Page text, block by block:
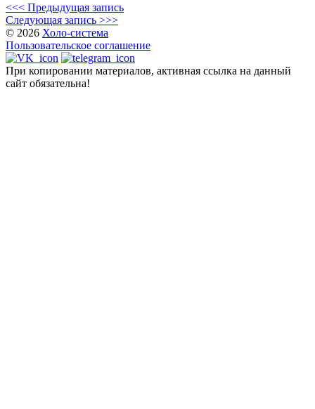
<<< Предыдущая запись
Следующая запись >>>
© 2026 Холо-система
Пользовательское соглашение
При копировании материалов, активная ссылка на данный
сайт обязательна!